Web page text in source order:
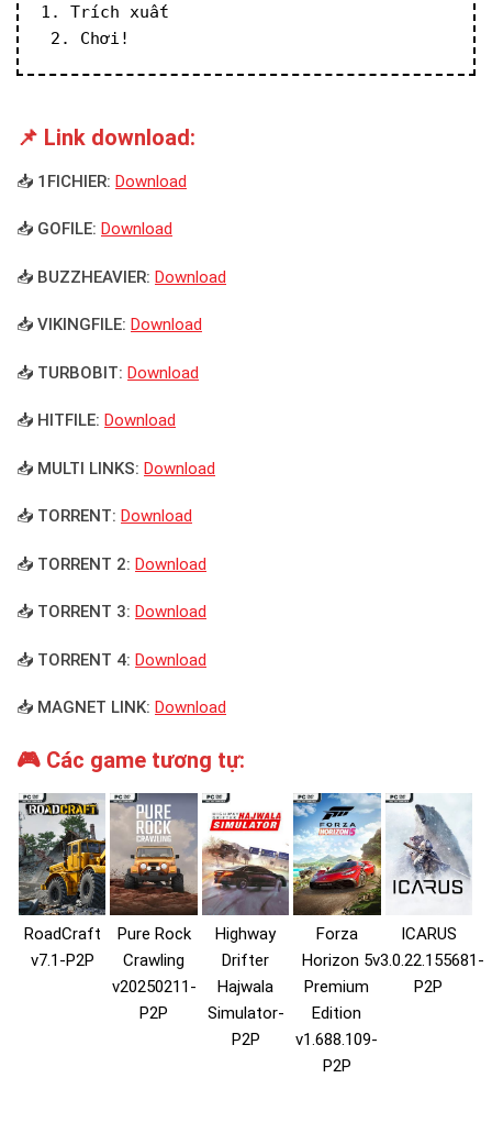
1. Trích xuất
2. Chơi!
📌 Link download:
📥 1FICHIER: Download
📥 GOFILE: Download
📥 BUZZHEAVIER: Download
📥 VIKINGFILE: Download
📥 TURBOBIT: Download
📥 HITFILE: Download
📥 MULTI LINKS: Download
📥 TORRENT: Download
📥 TORRENT 2: Download
📥 TORRENT 3: Download
📥 TORRENT 4: Download
📥 MAGNET LINK: Download
🎮 Các game tương tự:
RoadCraft
v7.1-P2P
Pure Rock
Crawling
v20250211-
P2P
Highway
Drifter
Hajwala
Simulator-
P2P
Forza
Horizon 5
Premium
Edition
v1.688.109-
P2P
ICARUS
v3.0.22.155681-
P2P